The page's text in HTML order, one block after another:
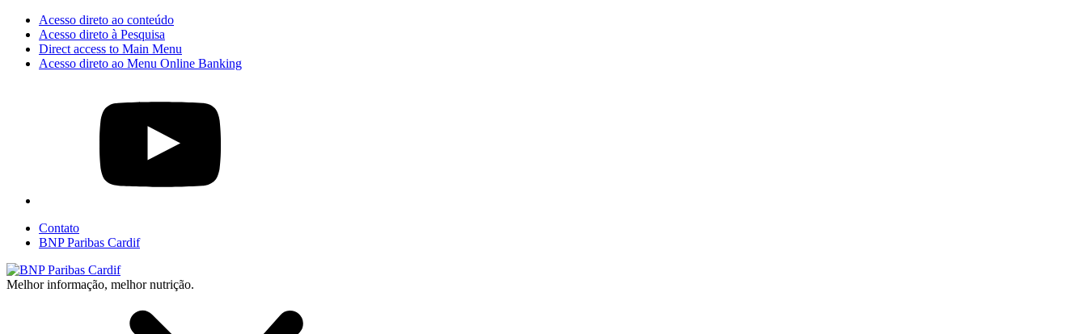
Acesso direto ao conteúdo
Acesso direto à Pesquisa
Direct access to Main Menu
Acesso direto ao Menu Online Banking
Contato
BNP Paribas Cardif
Melhor informação, melhor nutrição.